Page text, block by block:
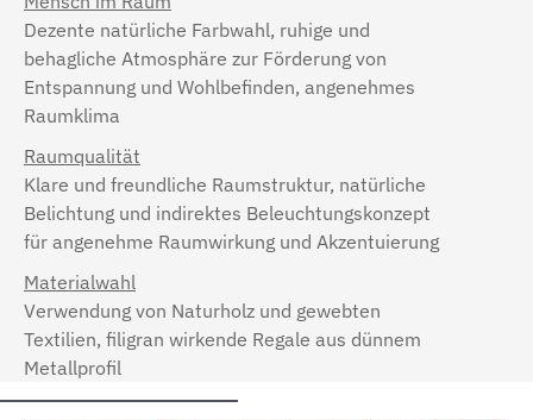
Dezente natürliche Farbwahl, ruhige und
behagliche Atmosphäre zur Förderung von
Entspannung und Wohlbefinden, angenehmes
Raumklima
Raumqualität
Klare und freundliche Raumstruktur, natürliche
Belichtung und indirektes Beleuchtungskonzept
für angenehme Raumwirkung und Akzentuierung
Materialwahl
Verwendung von Naturholz und gewebten
Textilien, filigran wirkende Regale aus dünnem
Metallprofil